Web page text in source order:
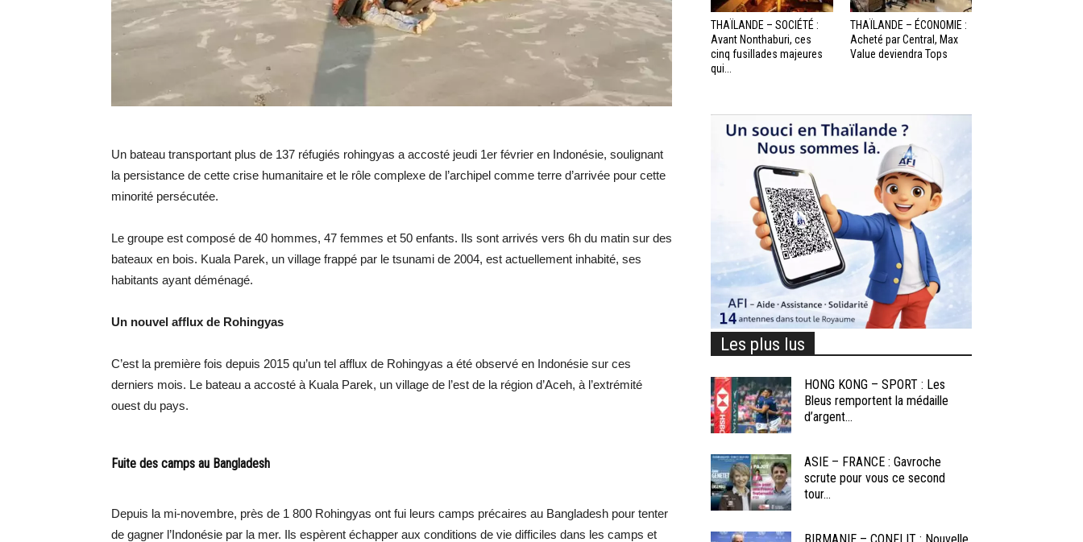
Un bateau transportant plus de 137 réfugiés rohingyas a accosté jeudi 1er février en Indonésie, soulignant
la persistance de cette crise humanitaire et le rôle complexe de l’archipel comme terre d’arrivée pour cette
minorité persécutée.
Le groupe est composé de 40 hommes, 47 femmes et 50 enfants. Ils sont arrivés vers 6h du matin sur des
bateaux en bois. Kuala Parek, un village frappé par le tsunami de 2004, est actuellement inhabité, ses
habitants ayant déménagé.
Un nouvel afflux de Rohingyas
C’est la première fois depuis 2015 qu’un tel afflux de Rohingyas a été observé en Indonésie sur ces
derniers mois. Le bateau a accosté à Kuala Parek, un village de l’est de la région d’Aceh, à l’extrémité
ouest du pays.
Fuite des camps au Bangladesh
Depuis la mi-novembre, près de 1 800 Rohingyas ont fui leurs camps précaires au Bangladesh pour tenter
de gagner l’Indonésie par la mer. Ils espèrent échapper aux conditions de vie difficiles dans les camps et
THAÏLANDE – SOCIÉTÉ :
Avant Nonthaburi, ces
cinq fusillades majeures
qui...
THAÏLANDE – ÉCONOMIE :
Acheté par Central, Max
Value deviendra Tops
Les plus lus
HONG KONG – SPORT : Les
Bleus remportent la médaille
d’argent...
ASIE – FRANCE : Gavroche
scrute pour vous ce second
tour...